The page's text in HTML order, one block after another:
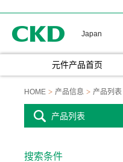
Japan
元件产品首页
HOME 产品信息 产品列表
产品列表
搜索条件